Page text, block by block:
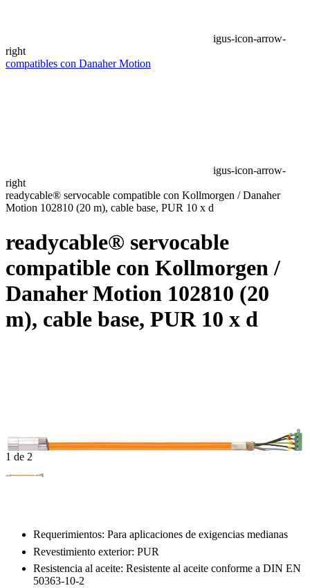
igus-icon-arrow-
right
compatibles con Danaher Motion
igus-icon-arrow-
right
readycable® servocable compatible con Kollmorgen / Danaher
Motion 102810 (20 m), cable base, PUR 10 x d
readycable® servocable
compatible con Kollmorgen /
Danaher Motion 102810 (20
m), cable base, PUR 10 x d
1 de 2
Requerimientos: Para aplicaciones de exigencias medianas
Revestimiento exterior: PUR
Resistencia al aceite: Resistente al aceite conforme a DIN EN
50363-10-2